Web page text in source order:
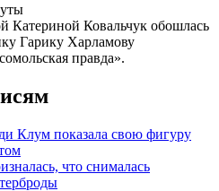
Катериной Ковальчук обошлась
Гарику Харламову
правда».
Клум показала свою фигуру
что снималась